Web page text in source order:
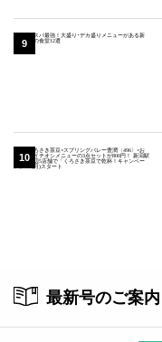
最新号のご案内